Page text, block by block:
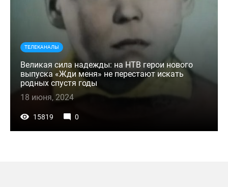
ТЕЛЕКАНАЛЫ
Великая сила надежды: на НТВ герои нового
выпуска «Жди меня» не перестают искать
родных спустя годы
18 июня, 2024
15819 0